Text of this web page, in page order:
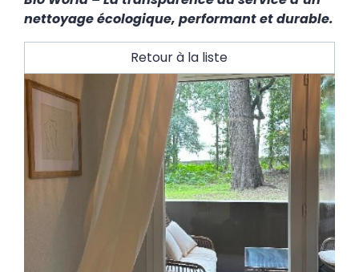
nettoyage écologique, performant et durable.
Retour à la liste